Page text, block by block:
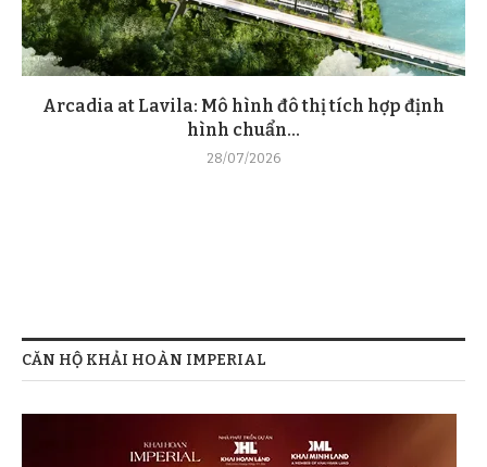
Arcadia at Lavila: Mô hình đô thị tích hợp định
hình chuẩn...
28/07/2026
CĂN HỘ KHẢI HOÀN IMPERIAL